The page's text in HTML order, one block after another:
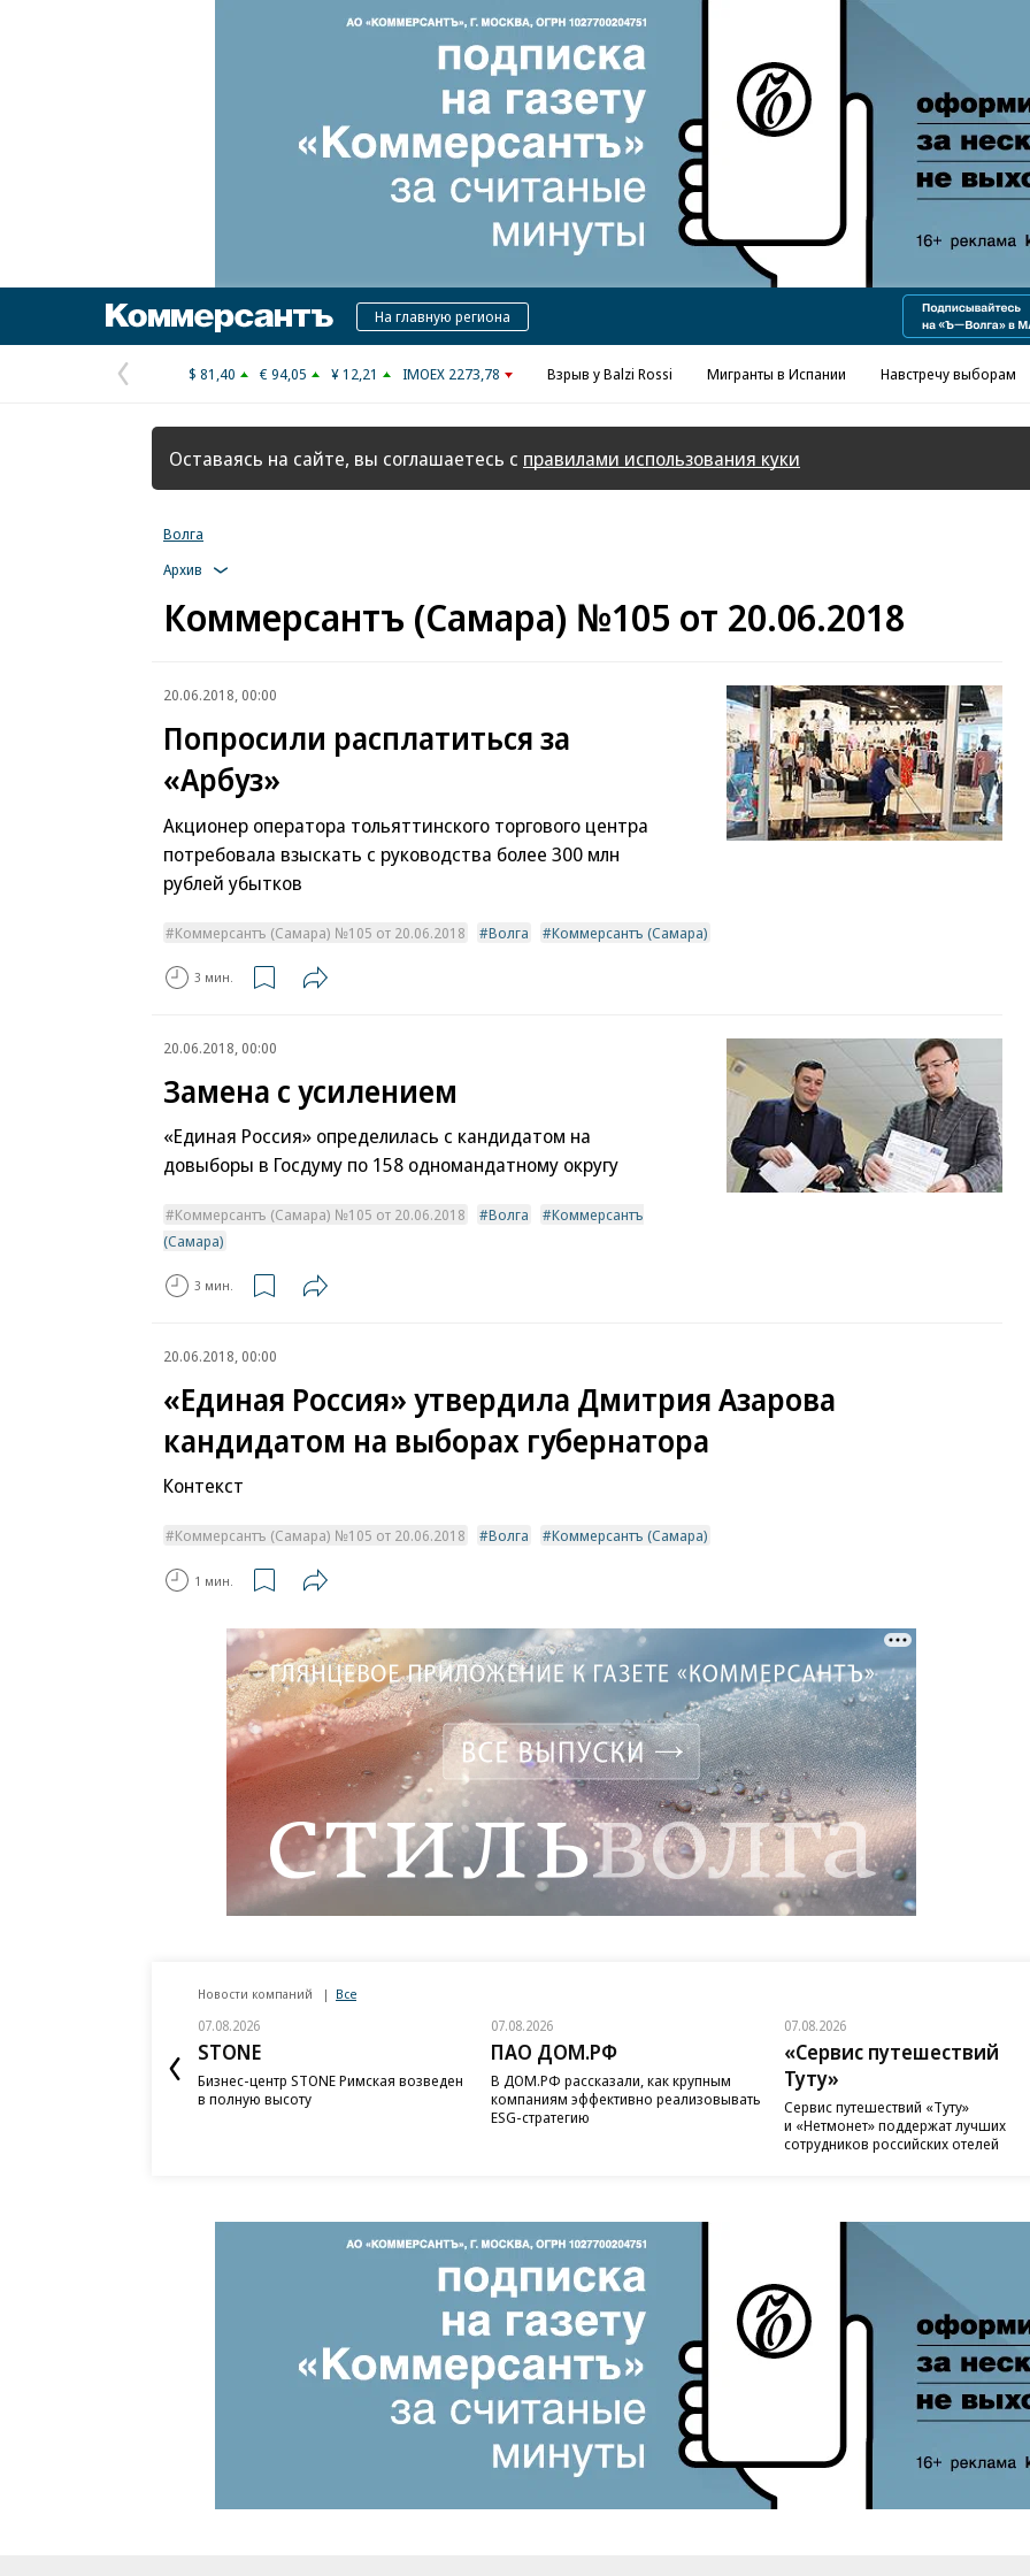
Реклама в «Ъ» www.kommersant.ru/ad
КоммерсантъНа главную региона
Предыдущая
страница
$ 81,40 € 94,05 ¥ 12,21 IMOEX 2273,78 Взрыв у Balzi Rossi Мигранты в Испании Навстречу выборам
Оставаясь на сайте, вы соглашаетесь с правилами использования куки
Волга
Архив
Коммерсантъ (Самара) №105 от 20.06.2018
20.06.2018, 00:00
Попросили расплатиться за
«Арбуз»
Акционер оператора тольяттинского торгового центра
потребовала взыскать с руководства более 300 млн
рублей убытков
Коммерсантъ (Самара) №105 от 20.06.2018 Волга Коммерсантъ (Самара)
3 мин.
20.06.2018, 00:00
Замена с усилением
«Единая Россия» определилась с кандидатом на
довыборы в Госдуму по 158 одномандатному округу
Коммерсантъ (Самара) №105 от 20.06.2018 Волга
Коммерсантъ
(Самара)
3 мин.
20.06.2018, 00:00
«Единая Россия» утвердила Дмитрия Азарова
кандидатом на выборах губернатора
Контекст
Коммерсантъ (Самара) №105 от 20.06.2018 Волга Коммерсантъ (Самара)
1 мин.
Новости компаний Все
07.08.2026
STONE
Бизнес-центр STONE Римская возведен
в полную высоту
07.08.2026
ПАО ДОМ.РФ
В ДОМ.РФ рассказали, как крупным
компаниям эффективно реализовывать
ESG-стратегию
07.08.2026
«Сервис путешествий
Туту»
Сервис путешествий «Туту»
и «Нетмонет» поддержат лучших
сотрудников российских отелей